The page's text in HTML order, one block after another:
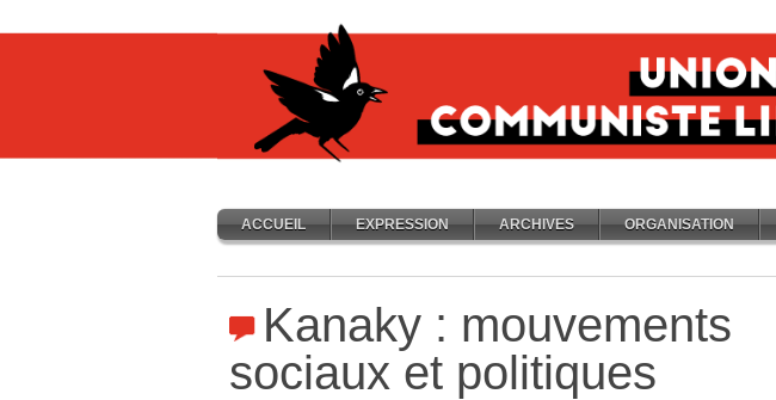
ACCUEIL EXPRESSION ARCHIVES ORGANISATION
Kanaky : mouvements
sociaux et politiques